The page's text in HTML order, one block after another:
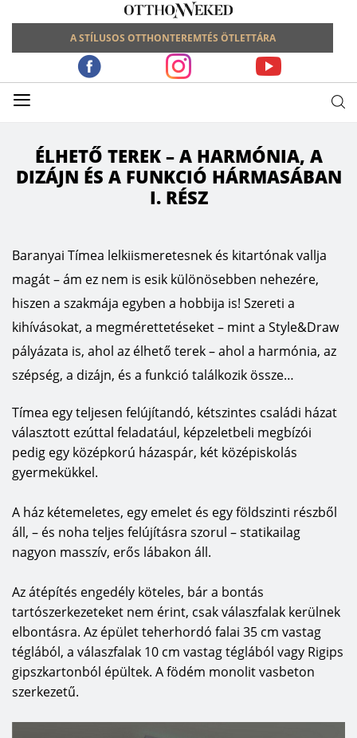
A STÍLUSOS OTTHONTEREMTÉS ÖTLETTÁRA
≡
ÉLHETŐ TEREK – A HARMÓNIA, A
DIZÁJN ÉS A FUNKCIÓ HÁRMASÁBAN
I. RÉSZ
Baranyai Tímea lelkiismeretesnek és kitartónak vallja
magát – ám ez nem is esik különösebben nehezére,
hiszen a szakmája egyben a hobbija is! Szereti a
kihívásokat, a megmérettetéseket – mint a Style&Draw
pályázata is, ahol az élhető terek – ahol a harmónia, az
szépség, a dizájn, és a funkció találkozik össze…
Tímea egy teljesen felújítandó, kétszintes családi házat
választott ezúttal feladatául, képzeletbeli megbízói
pedig egy középkorú házaspár, két középiskolás
gyermekükkel.
A ház kétemeletes, egy emelet és egy földszinti részből
áll, – és noha teljes felújításra szorul – statikailag
nagyon masszív, erős lábakon áll.
Az átépítés engedély köteles, bár a bontás
tartószerkezeteket nem érint, csak válaszfalak kerülnek
elbontásra. Az épület teherhordó falai 35 cm vastag
téglából, a válaszfalak 10 cm vastag téglából vagy Rigips
gipszkartonból épültek. A födém monolit vasbeton
szerkezetű.